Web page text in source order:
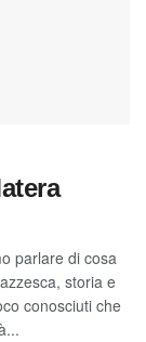
parlare di cosa
storia e
conosciuti che